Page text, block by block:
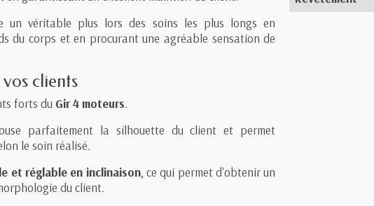
un véritable plus lors des soins les plus longs en
du corps et en procurant une agréable sensation de
clients
forts du Gir 4 moteurs.
parfaitement la silhouette du client et permet
le soin réalisé.
et réglable en inclinaison, ce qui permet d'obtenir un
du client.